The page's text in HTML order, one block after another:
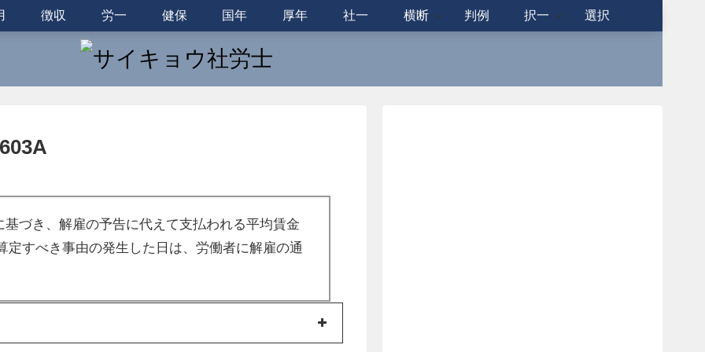
徴収 労一 健保 国年 厚年 社一 横断 判例 択一 選択
づき、解雇の予告に代えて支払われる平均賃金
すべき事由の発生した日は、労働者に解雇の通